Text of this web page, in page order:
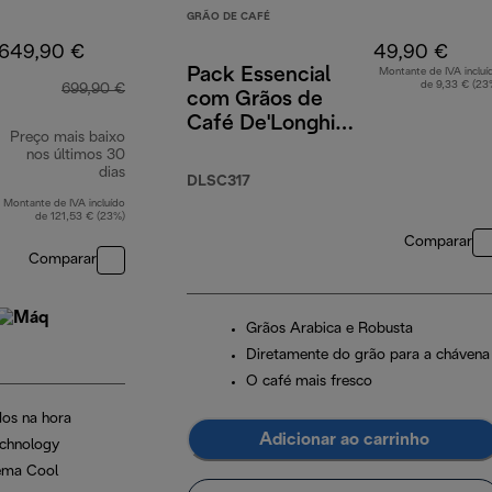
€
699,90 €
Preço mais baixo
nos últimos 30
dias
Montante de IVA incluído
de 121,53 € (23%)
Comparar
na hora
Cool
GRÃO DE CAFÉ
Pack Essencial
com Grãos de
Café De'Longhi
Cappuccino x2 e
DLSC317
49,90 €
Montante de IVA
de 9,33 €
Comparar
Grãos Arabica e Robusta
Diretamente do grão para a chávena
O café mais fresco
Adicionar ao carrinho